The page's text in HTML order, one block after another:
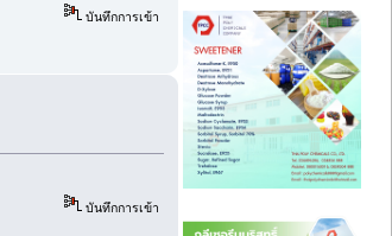
บันทึกการเข้า
บันทึกการเข้า